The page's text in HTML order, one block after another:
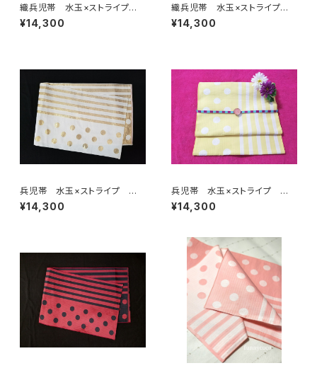
織兵児帯 水玉×ストライプ
黒×シルバー(リバーシブル)
¥14,300
織兵児帯 水玉×ストライプ
黒×ゴールド(リバーシブル)
¥14,300
兵児帯 水玉×ストライプ ホ
ワイト×ゴールド(リバーシブル)
¥14,300
兵児帯 水玉×ストライプ ホ
ワイト×イエロー(リバーシブル)
¥14,300